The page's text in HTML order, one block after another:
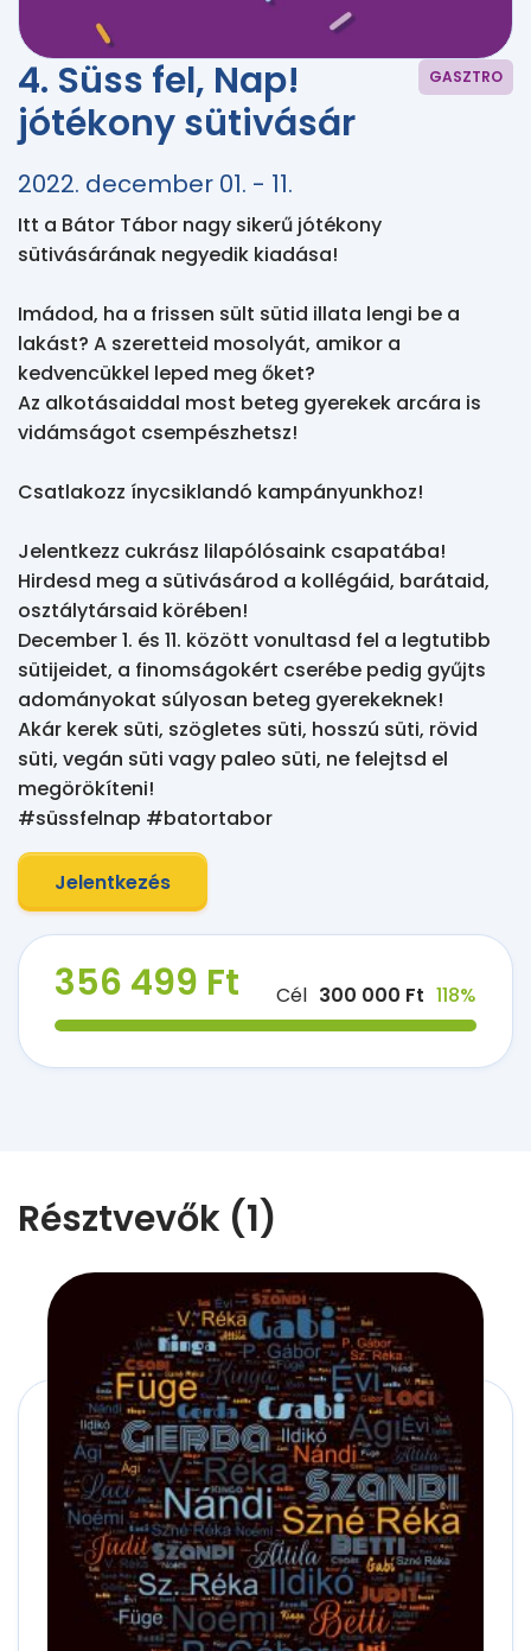
4. Süss fel, Nap!
jótékony sütivásár
2022. december 01. - 11.
GASZTRO
Itt a Bátor Tábor nagy sikerű jótékony
sütivásárának negyedik kiadása!
Imádod, ha a frissen sült sütid illata lengi be a
lakást? A szeretteid mosolyát, amikor a
kedvencükkel leped meg őket?
Az alkotásaiddal most beteg gyerekek arcára is
vidámságot csempészhetsz!
Csatlakozz ínycsiklandó kampányunkhoz!
Jelentkezz cukrász lilapólósaink csapatába!
Hirdesd meg a sütivásárod a kollégáid, barátaid,
osztálytársaid körében!
December 1. és 11. között vonultasd fel a legtutibb
sütijeidet, a finomságokért cserébe pedig gyűjts
adományokat súlyosan beteg gyerekeknek!
Akár kerek süti, szögletes süti, hosszú süti, rövid
süti, vegán süti vagy paleo süti, ne felejtsd el
megörökíteni!
#süssfelnap #batortabor
Jelentkezés
356 499 Ft Cél 300 000 Ft 118%
Résztvevők (1)